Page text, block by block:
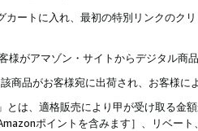
カートに入れ、最初の特別リンクのク
様がアマゾン・サイトからデジタル
商品がお客様宛に出荷され、お客様
」とは、適格販売により甲が受け取る金
ポイントを含みます］、リベー